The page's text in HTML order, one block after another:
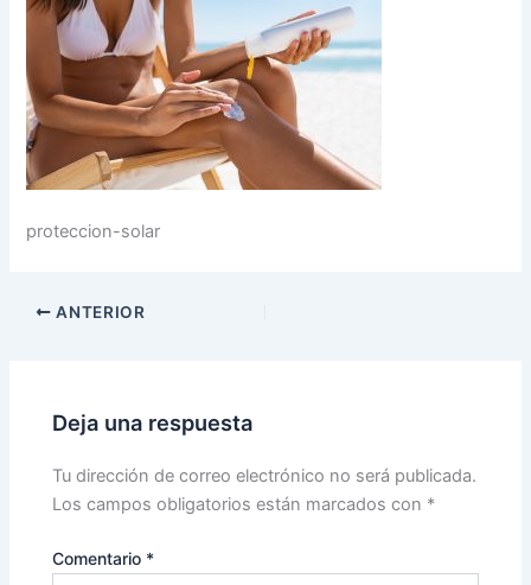
proteccion-solar
ANTERIOR
Deja una respuesta
Tu dirección de correo electrónico no será publicada.
Los campos obligatorios están marcados con *
Comentario *